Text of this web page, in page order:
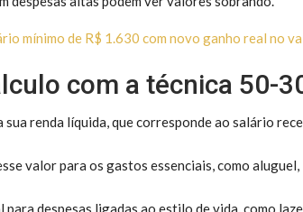
mínimo de R$ 1.630 com novo ganho real no
com a técnica 50-
renda líquida, que corresponde ao salário
valor para os gastos essenciais, como
despesas ligadas ao estilo de vida, como